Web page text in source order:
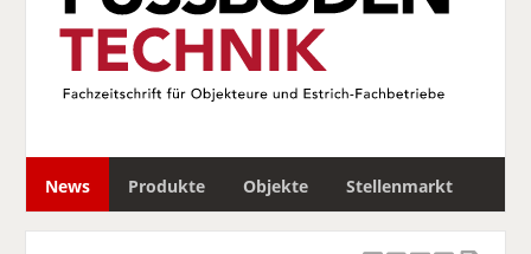
News Produkte Objekte Stellenmarkt
c